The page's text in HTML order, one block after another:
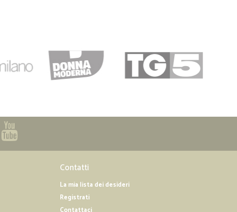
Contatti
La mia lista dei desideri
Registrati